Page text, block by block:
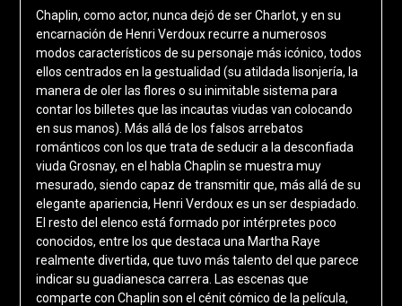
Chaplin, como actor, nunca dejó de ser Charlot, y en su
encarnación de Henri Verdoux recurre a numerosos
modos característicos de su personaje más icónico, todos
ellos centrados en la gestualidad (su atildada lisonjería, la
manera de oler las flores o su inimitable sistema para
contar los billetes que las incautas viudas van colocando
en sus manos). Más allá de los falsos arrebatos
románticos con los que trata de seducir a la desconfiada
viuda Grosnay, en el habla Chaplin se muestra muy
mesurado, siendo capaz de transmitir que, más allá de su
elegante apariencia, Henri Verdoux es un ser despiadado.
El resto del elenco está formado por intérpretes poco
conocidos, entre los que destaca una Martha Raye
realmente divertida, que tuvo más talento del que parece
indicar su guadianesca carrera. Las escenas que
comparte con Chaplin son el cénit cómico de la película,